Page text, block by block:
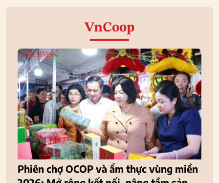
VnCoop
Phiên chợ OCOP và ẩm thực vùng miền